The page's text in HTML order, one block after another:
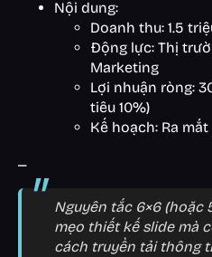
Nội dung:
Doanh thu: 1.5
Động lực: Thị
Marketing
Lợi nhuận ròng:
tiêu 10%)
Kế hoạch: Ra
Nguyên tắc 6×6 (hoặc
mẹo thiết kế slide mà
cách truyền tải thông